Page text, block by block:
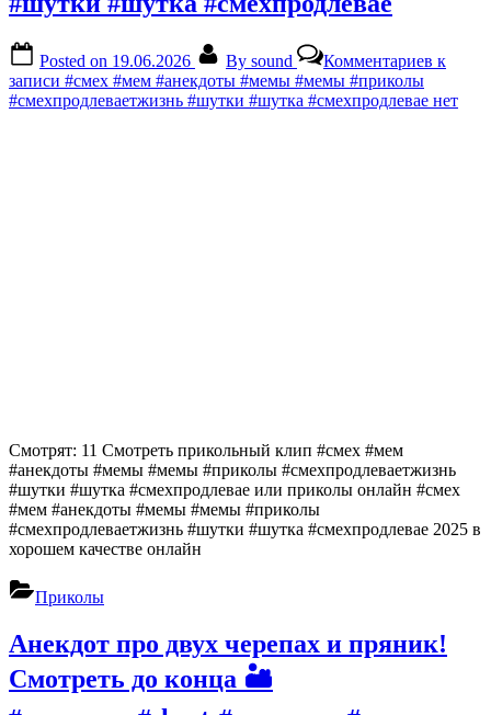
Posted on 19.06.2026 By sound Комментариев к
записи #смех #мем #анекдоты #мемы #мемы #приколы
#смехпродлеваетжизнь #шутки #шутка #смехпродлевае нет
Смотрят: 11 Смотреть прикольный клип #смех #мем
#анекдоты #мемы #мемы #приколы #смехпродлеваетжизнь
#шутки #шутка #смехпродлевае или приколы онлайн #смех
#мем #анекдоты #мемы #мемы #приколы
#смехпродлеваетжизнь #шутки #шутка #смехпродлевае 2025 в
хорошем качестве онлайн
Приколы
Анекдот про двух черепах и пряник!
Смотреть до конца 🏜️